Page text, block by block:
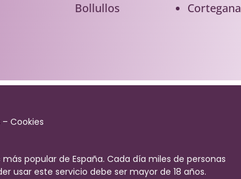
Bollullos
Cortegana
– Cookies
popular de España. Cada día miles de personas
usar este servicio debe ser mayor de 18 años.